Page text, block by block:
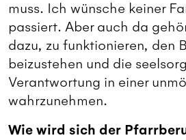
muss. Ich wünsche keiner
passiert. Aber auch da
dazu, zu funktionieren, den
beizustehen und die
Verantwortung in einer
wahrzunehmen.
Wie wird sich der